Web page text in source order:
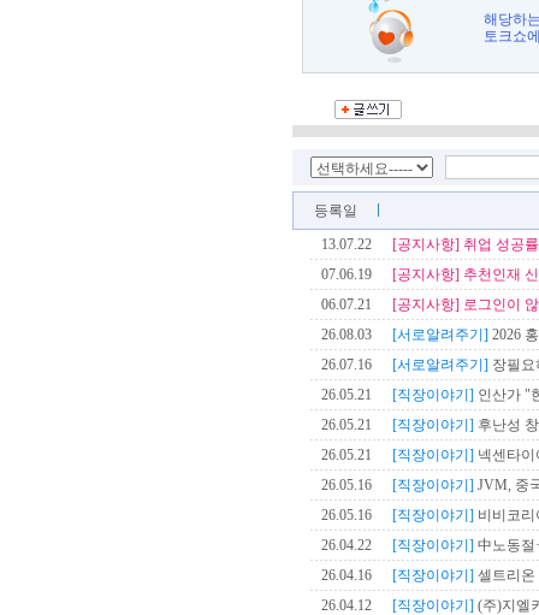
해당하
토크쇼
등록일
13.07.22
[공지사항] 취업 성공
07.06.19
[공지사항] 추천인재
06.07.21
[공지사항] 로그인이
26.08.03
[서로알려주기] 2026
26.07.16
[서로알려주기] 장필
26.05.21
[직장이야기] 인산가 "
26.05.21
[직장이야기] 후난성
26.05.21
[직장이야기] 넥센타
26.05.16
[직장이야기] JVM, 중
26.05.16
[직장이야기] 비비코
26.04.22
[직장이야기] 中노동절
26.04.16
[직장이야기] 셀트리
26.04.12
[직장이야기] (주)지엘